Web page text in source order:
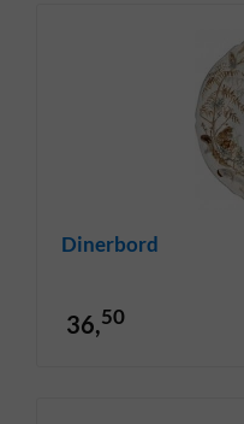
Dinerbord
36,50